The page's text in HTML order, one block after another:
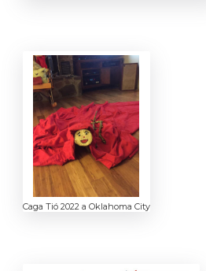
Caga Tió 2022 a Oklahoma City